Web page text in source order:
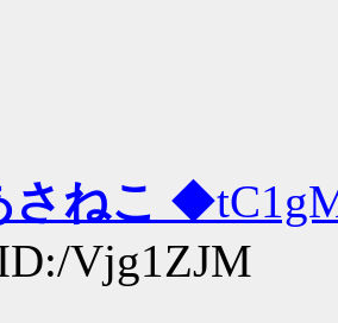
さねこ
Vjg1ZJM